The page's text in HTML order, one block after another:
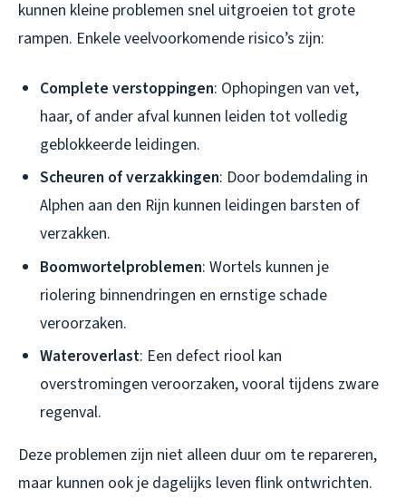
kunnen kleine problemen snel uitgroeien tot grote
rampen. Enkele veelvoorkomende risico’s zijn:
Complete verstoppingen: Ophopingen van vet,
haar, of ander afval kunnen leiden tot volledig
geblokkeerde leidingen.
Scheuren of verzakkingen: Door bodemdaling in
Alphen aan den Rijn kunnen leidingen barsten of
verzakken.
Boomwortelproblemen: Wortels kunnen je
riolering binnendringen en ernstige schade
veroorzaken.
Wateroverlast: Een defect riool kan
overstromingen veroorzaken, vooral tijdens zware
regenval.
Deze problemen zijn niet alleen duur om te repareren,
maar kunnen ook je dagelijks leven flink ontwrichten.